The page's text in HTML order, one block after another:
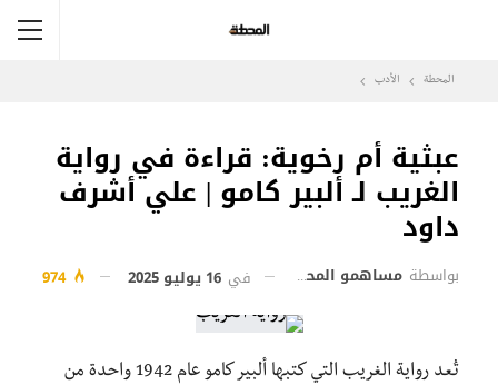
المحطة الأدب
عبثية أم رخوية: قراءة في رواية
الغريب لـ ألبير كامو | علي أشرف
داود
بواسطة مساهمو المحطة في 16 يوليو 2025 974
تُعد رواية الغريب التي كتبها ألبير كامو عام 1942 واحدة من